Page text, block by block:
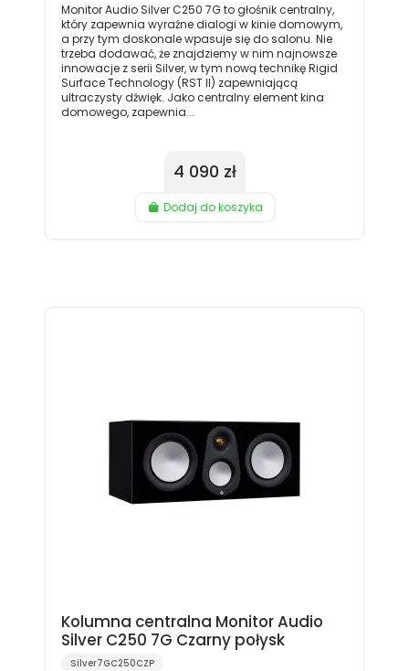
Monitor Audio Silver C250 7G to głośnik centralny,
który zapewnia wyraźne dialogi w kinie domowym,
a przy tym doskonale wpasuje się do salonu. Nie
trzeba dodawać, że znajdziemy w nim najnowsze
innowacje z serii Silver, w tym nową technikę Rigid
Surface Technology (RST II) zapewniającą
ultraczysty dźwięk. Jako centralny element kina
domowego, zapewnia...
4 090 zł
Dodaj do koszyka
Kolumna centralna Monitor Audio
Silver C250 7G Czarny połysk
Silver7GC250CZP